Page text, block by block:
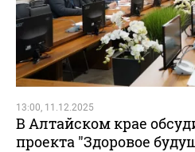
13:00, 11.12.2025
В Алтайском крае
проекта "Здоровое